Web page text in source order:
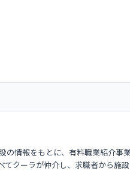
情報をもとに、有料職業紹介
てクーラが仲介し、求職者から